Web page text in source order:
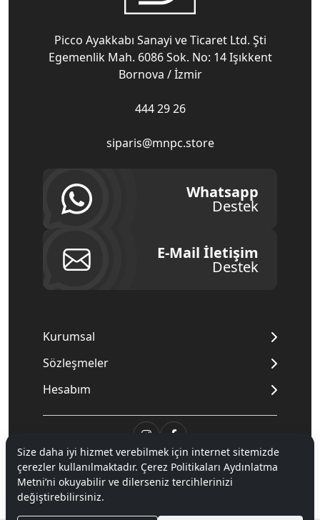
Picco Ayakkabı Sanayi ve Ticaret Ltd. Şti
Egemenlik Mah. 6086 Sok. No: 14 Işıkkent
Bornova / İzmir
444 29 26
siparis@mnpc.store
Whatsapp
Destek
E-Mail İletişim
Destek
Kurumsal
Sözleşmeler
Hesabım
© 2020Mnpc. Tüm hakları saklıdır.
Size daha iyi hizmet verebilmek için internet sitemizde
çerezler kullanılmaktadır. Çerez Politikaları Aydınlatma
Metni’ni okuyabilir ve dilerseniz tercihlerinizi
değiştirebilirsiniz.